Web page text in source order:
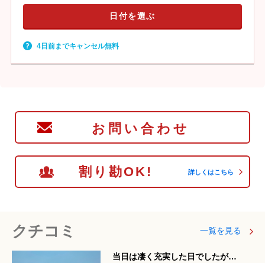
日付を選ぶ
4日前までキャンセル無料
お問い合わせ
割り勘OK! 詳しくはこちら
クチコミ 一覧を見る
当日は凄く充実した日でしたが…